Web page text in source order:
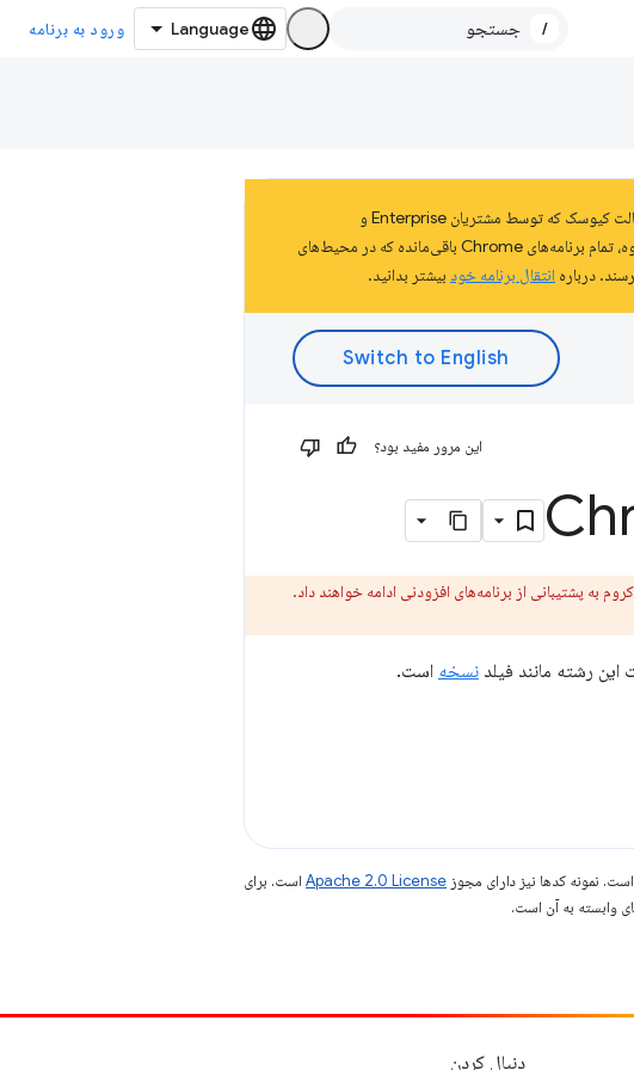
/ ورود به برنامه
این صفحه بخشی از اسناد پلتفرم Chrome Apps است که در سال 2020 منسوخ شد. برنامه‌های Chrome در حالت کیوسک که توسط مشتریان Enterprise و
Education استفاده می‌شد، دیگر پس از آوریل 2027 پشتیبانی نمی‌شوند و این به معنای پایان عمر آنهاست. به‌علاوه، تمام برنامه‌های Chrome باقی‌مانده که در محیط‌های
انتقال برنامه خود بیشتر بدانید.
این مرور مفید بود؟
نسخه است.
است. نمونه کدها نیز دارای مجوز Apache 2.0 License است. برای
دنبال کردن